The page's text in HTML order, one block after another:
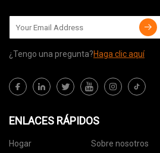
¿Tengo una pregunta?Haga clic aquí
ENLACES RÁPIDOS
Hogar Sobre nosotros